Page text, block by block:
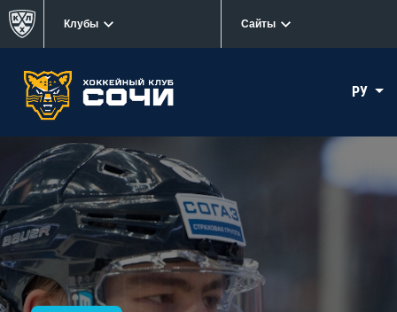
Клубы Сайты
РУ